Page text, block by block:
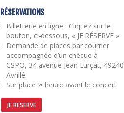
RÉSERVATIONS
Billetterie en ligne : Cliquez sur le
bouton, ci-dessous, « JE RÉSERVE »
Demande de places par courrier
accompagnée d’un chèque à
CSPO, 34 avenue Jean Lurçat, 49240
Avrillé.
Sur place ½ heure avant le concert
JE RESERVE